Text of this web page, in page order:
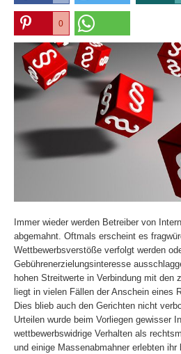
0
0
Immer wieder werden Betreiber von
abgemahnt. Oftmals erscheint es
Wettbewerbsverstöße verfolgt werden
Gebührenerzielungsinteresse
hohen Streitwerte in Verbindung mit den
liegt in vielen Fällen der Anschein eines
Dies blieb auch den Gerichten nicht
Urteilen wurde beim Vorliegen gewisser
wettbewerbswidrige Verhalten als
und einige Massenabmahner erlebten ihr